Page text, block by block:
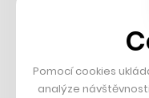
PŘÍBĚHY Z
Boční projekt, co se
Pomocí cookies
analýze